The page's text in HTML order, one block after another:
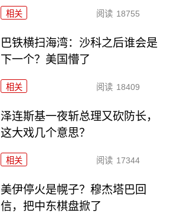
相关 阅读 18755
巴铁横扫海湾：沙科之后谁会是
下一个？美国懵了
相关 阅读 18409
泽连斯基一夜斩总理又砍防长，
这大戏几个意思？
相关 阅读 17344
美伊停火是幌子？穆杰塔巴回
信，把中东棋盘掀了